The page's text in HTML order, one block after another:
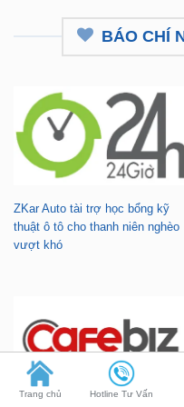
ZKar Auto tài trợ học bổng kỹ
thuật ô tô cho thanh niên nghèo
Gara nâng cấp xe hơi chuyên
nghiệp tại TP.HCM - Tài trợ học
Trang chủ Hotline Tư Vấn